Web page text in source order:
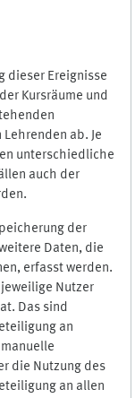
dieser Ereignisse
Kursräume und
ab. Je
unterschiedliche
auch der
der
Daten, die
erfasst werden.
Nutzer
Das sind
an
die Nutzung des
an allen